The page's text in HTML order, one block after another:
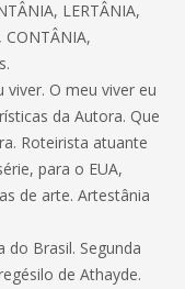
LERTÂNIA,
CONTÂNIA,
viver. O meu viver eu
da Autora. Que
Roteirista atuante
para o EUA,
de arte. Artestânia
do Brasil. Segunda
de Athayde.